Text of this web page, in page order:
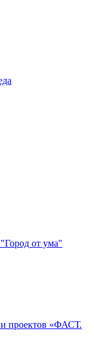
от ума"
проектов «ФАСТ.